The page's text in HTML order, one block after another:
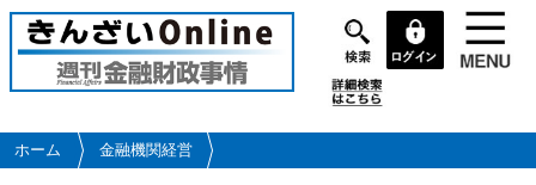
メ
イ
コ
ン
ホーム 金融機関経営